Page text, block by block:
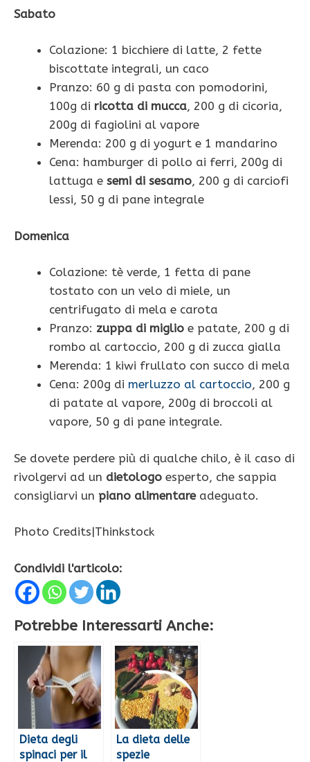
Sabato
Colazione: 1 bicchiere di latte, 2 fette
biscottate integrali, un caco
Pranzo: 60 g di pasta con pomodorini,
100g di ricotta di mucca, 200 g di cicoria,
200g di fagiolini al vapore
Merenda: 200 g di yogurt e 1 mandarino
Cena: hamburger di pollo ai ferri, 200g di
lattuga e semi di sesamo, 200 g di carciofi
lessi, 50 g di pane integrale
Domenica
Colazione: tè verde, 1 fetta di pane
tostato con un velo di miele, un
centrifugato di mela e carota
Pranzo: zuppa di miglio e patate, 200 g di
rombo al cartoccio, 200 g di zucca gialla
Merenda: 1 kiwi frullato con succo di mela
Cena: 200g di merluzzo al cartoccio, 200 g
di patate al vapore, 200g di broccoli al
vapore, 50 g di pane integrale.
Se dovete perdere più di qualche chilo, è il caso di
rivolgervi ad un dietologo esperto, che sappia
consigliarvi un piano alimentareadeguato.
Photo Credits|Thinkstock
Condividi l'articolo:
Potrebbe Interessarti Anche:
Dieta degli
spinaci per il
La dieta delle
spezie